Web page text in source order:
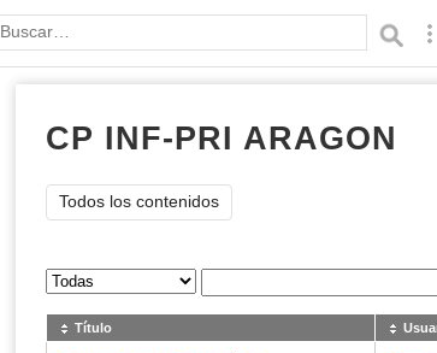
Palabra o frase:
CP INF-PRI ARAGON
Todos los contenidos
Sus archivos
Título